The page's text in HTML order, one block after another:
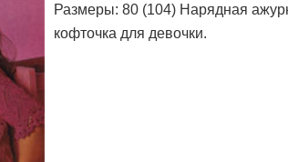
Размеры: 80 (104) Нарядная
кофточка для девочки.